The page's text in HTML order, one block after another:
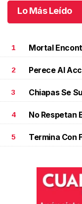
Lo Más Leído
1 Mortal
2 Perece Al
3 Chiapas Se
4 No Respetan
5 Termina Con